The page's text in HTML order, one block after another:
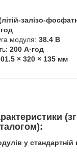
залізо-
модуля: 38.4 В
200 А·год
× 320 × 135 мм
у стандартній